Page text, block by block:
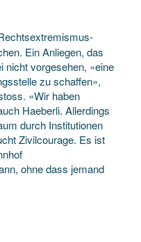
Ein Anliegen, das
nicht vorgesehen, «eine
zu schaffen»,
«Wir haben
Haeberli. Allerdings
durch Institutionen
Zivilcourage. Es ist
ohne dass jemand